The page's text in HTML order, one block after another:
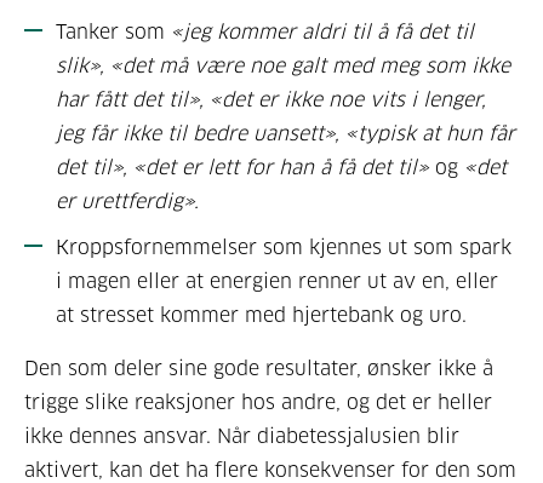
Tanker som «jeg kommer aldri til å få det til
slik», «det må være noe galt med meg som ikke
har fått det til», «det er ikke noe vits i lenger,
jeg får ikke til bedre uansett», «typisk at hun får
det til», «det er lett for han å få det til» og «det
er urettferdig».
Kroppsfornemmelser som kjennes ut som spark
i magen eller at energien renner ut av en, eller
at stresset kommer med hjertebank og uro.
Den som deler sine gode resultater, ønsker ikke å
trigge slike reaksjoner hos andre, og det er heller
ikke dennes ansvar. Når diabetessjalusien blir
aktivert, kan det ha flere konsekvenser for den som